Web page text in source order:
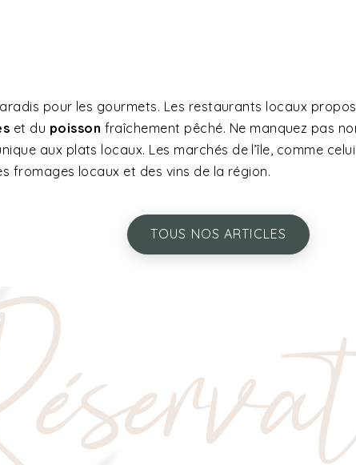
pour les gourmets. Les restaurants locaux
et du poisson fraîchement pêché. Ne manquez pas
aux plats locaux. Les marchés de l’île, comme
fromages locaux et des vins de la région.
TOUS NOS ARTICLES